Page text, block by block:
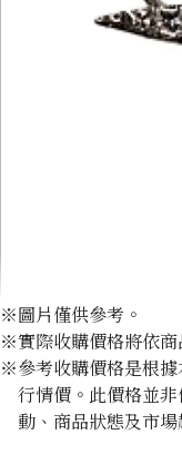
K18 brown
※圖片僅供參考。
※實際收購價格將依商
※參考收購價格是根
行情價。此價格並
動、商品狀態及市